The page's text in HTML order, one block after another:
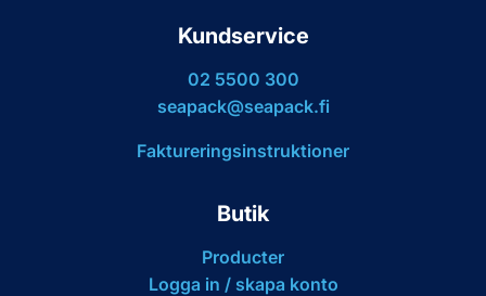
Kundservice
02 5500 300
seapack@seapack.fi
Faktureringsinstruktioner
Butik
Producter
Logga in / skapa konto